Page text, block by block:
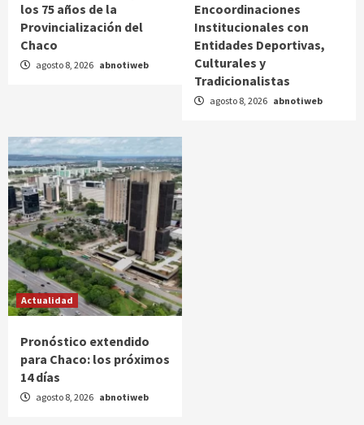
los 75 años de la
Provincialización del
Chaco
agosto 8, 2026 abnotiweb
Encoordinaciones
Institucionales con
Entidades Deportivas,
Culturales y
Tradicionalistas
agosto 8, 2026 abnotiweb
Actualidad
Pronóstico extendido
para Chaco: los próximos
14 días
agosto 8, 2026 abnotiweb